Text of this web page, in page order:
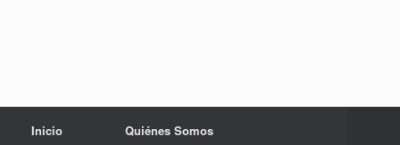
Inicio Quiénes Somos